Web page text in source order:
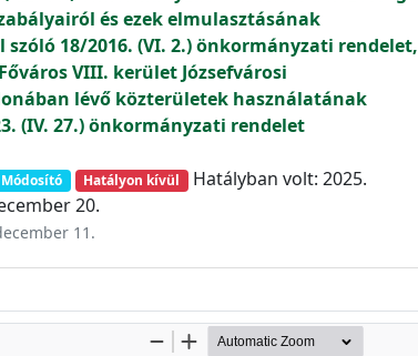
és ezek elmulasztásának
18/2016. (VI. 2.) önkormányzati rendelet,
VIII. kerület Józsefvárosi
lévő közterületek használatának
(IV. 27.) önkormányzati rendelet
Módosító Hatályon kívül
Hatályban volt: 2025.
20.
11.